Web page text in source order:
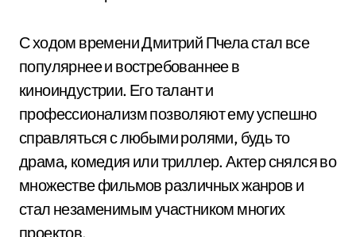
С ходом времени Дмитрий Пчела стал все
популярнее и востребованнее в
киноиндустрии. Его талант и
профессионализм позволяют ему успешно
справляться с любыми ролями, будь то
драма, комедия или триллер. Актер снялся во
множестве фильмов различных жанров и
стал незаменимым участником многих
проектов.